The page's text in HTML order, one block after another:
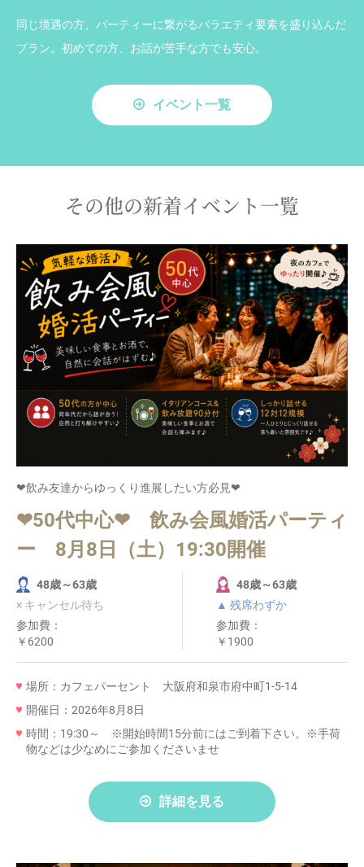
同じ境遇の方、パーティーに繋がるバラエティ要素を盛り込んだ
プラン。初めての方、お話が苦手な方でも安心。
イベント一覧
その他の新着イベント一覧
❤飲み友達からゆっくり進展したい方必見❤
❤50代中心❤ 飲み会風婚活パーティ
ー 8月8日（土）19:30開催
48歳～63歳
× キャンセル待ち
参加費：
￥6200
48歳～63歳
▲ 残席わずか
参加費：
￥1900
場所：カフェパーセント 大阪府和泉市府中町1-5-14
開催日：2026年8月8日
時間：19:30～ ※開始時間15分前にはご到着下さい。※手荷
物などは少なめにご参加くださいませ
詳細を見る